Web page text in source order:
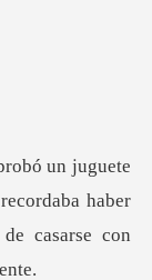
0
haber